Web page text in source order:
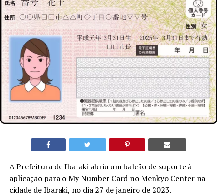
A Prefeitura de Ibaraki abriu um balcão de suporte à
aplicação para o My Number Card no Menkyo Center na
cidade de Ibaraki, no dia 27 de janeiro de 2023.